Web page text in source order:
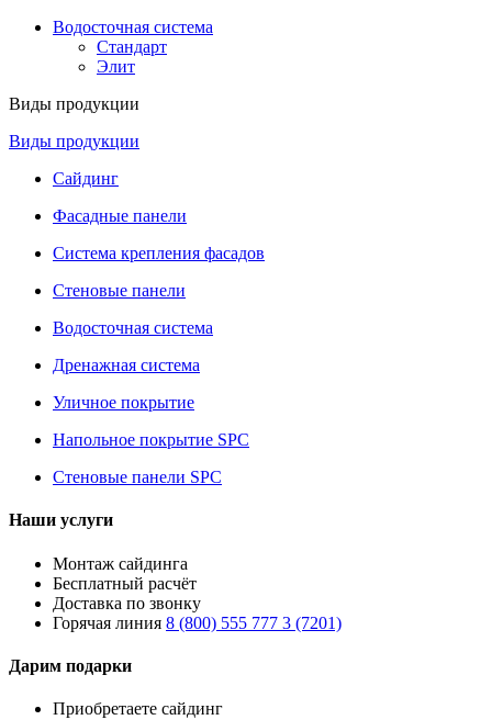
Водосточная система
Стандарт
Элит
Виды продукции
Виды продукции
Сайдинг
Фасадные панели
Система крепления фасадов
Стеновые панели
Водосточная система
Дренажная система
Уличное покрытие
Напольное покрытие SPC
Стеновые панели SPC
Наши услуги
Монтаж сайдинга
Бесплатный расчёт
Доставка по звонку
Горячая линия 8 (800) 555 777 3 (7201)
Дарим подарки
Приобретаете сайдинг